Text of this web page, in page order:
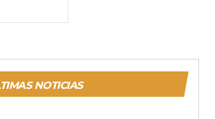
NOTICIAS